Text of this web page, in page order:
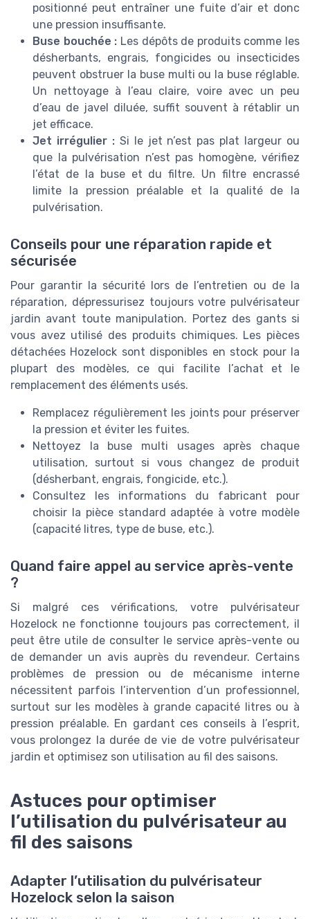
positionné peut entraîner une fuite d’air et donc
une pression insuffisante.
Buse bouchée : Les dépôts de produits comme les
désherbants, engrais, fongicides ou insecticides
peuvent obstruer la buse multi ou la buse réglable.
Un nettoyage à l’eau claire, voire avec un peu
d’eau de javel diluée, suffit souvent à rétablir un
jet efficace.
Jet irrégulier :Si le jet n’est pas plat largeur ou
que la pulvérisation n’est pas homogène, vérifiez
l’état de la buse et du filtre. Un filtre encrassé
limite la pression préalable et la qualité de la
pulvérisation.
Conseils pour une réparation rapide et
sécurisée
Pour garantir la sécurité lors de l’entretien ou de la
réparation, dépressurisez toujours votre pulvérisateur
jardin avant toute manipulation. Portez des gants si
vous avez utilisé des produits chimiques. Les pièces
détachées Hozelock sont disponibles en stock pour la
plupart des modèles, ce qui facilite l’achat et le
remplacement des éléments usés.
Remplacez régulièrement les joints pour préserver
la pression et éviter les fuites.
Nettoyez la buse multi usages après chaque
utilisation, surtout si vous changez de produit
(désherbant, engrais, fongicide, etc.).
Consultez les informations du fabricant pour
choisir la pièce standard adaptée à votre modèle
(capacité litres, type de buse, etc.).
Quand faire appel au service après-vente
?
Si malgré ces vérifications, votre pulvérisateur
Hozelock ne fonctionne toujours pas correctement, il
peut être utile de consulter le service après-vente ou
de demander un avis auprès du revendeur. Certains
problèmes de pression ou de mécanisme interne
nécessitent parfois l’intervention d’un professionnel,
surtout sur les modèles à grande capacité litres ou à
pression préalable. En gardant ces conseils à l’esprit,
vous prolongez la durée de vie de votre pulvérisateur
jardin et optimisez son utilisation au fil des saisons.
Astuces pour optimiser
l’utilisation du pulvérisateur au
fil des saisons
Adapter l’utilisation du pulvérisateur
Hozelock selon la saison